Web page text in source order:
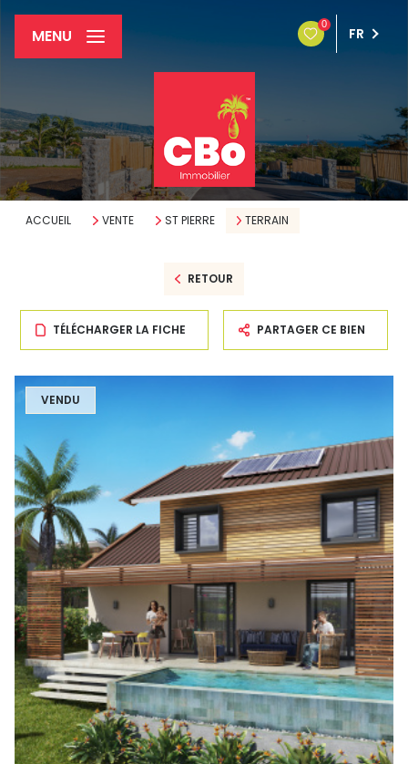
0
FR
MENU
ACCUEIL VENTE ST PIERRE TERRAIN
RETOUR
TÉLÉCHARGER LA FICHE PARTAGER CE BIEN
VENDU